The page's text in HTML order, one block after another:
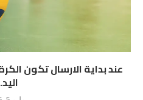
عند بداية الارسال تكون